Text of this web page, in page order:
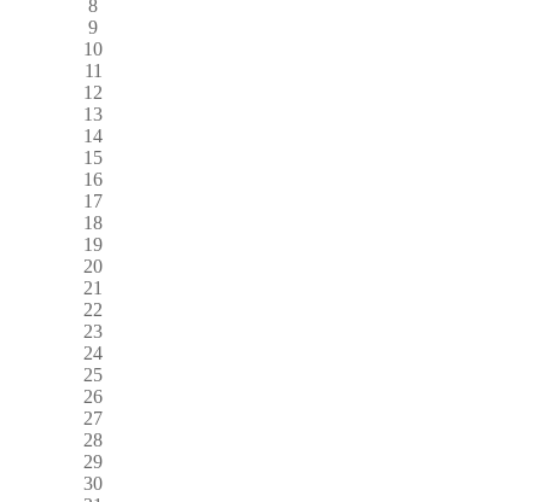
8
9
10
11
12
13
14
15
16
17
18
19
20
21
22
23
24
25
26
27
28
29
30